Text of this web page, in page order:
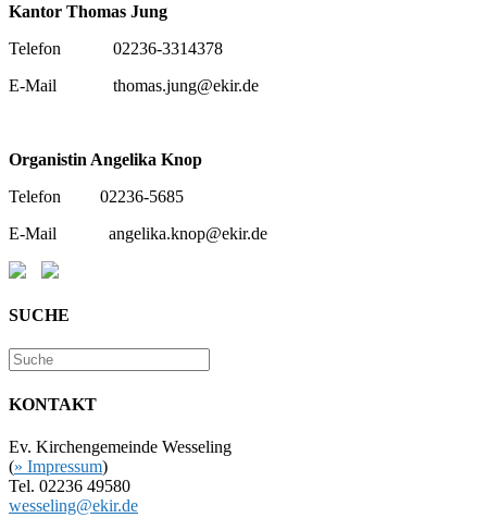
Kantor Thomas Jung
Telefon 02236-3314378‬
E-Mail thomas.jung@ekir.de
Organistin Angelika Knop
Telefon 02236-5685
E-Mail angelika.knop@ekir.de
SUCHE
KONTAKT
Ev. Kirchengemeinde Wesseling
(» Impressum)
Tel. 02236 49580
wesseling@ekir.de